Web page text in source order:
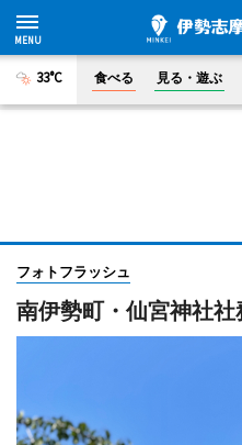
33°C 食べる 見る・遊ぶ
フォトフラッシュ
南伊勢町・仙宮神社